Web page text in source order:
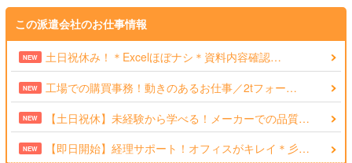
この派遣会社のお仕事情報
NEW 土日祝休み！＊Excelほぼナシ＊資料内容確認…
NEW 工場での購買事務！動きのあるお仕事／2tフォー…
NEW 【土日祝休】未経験から学べる！メーカーでの品質…
NEW 【即日開始】経理サポート！オフィスがキレイ＊彡…